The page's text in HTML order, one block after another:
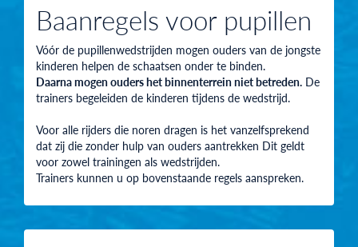
Baanregels voor pupillen
Vóór de pupillenwedstrijden mogen ouders van de jongste
kinderen helpen de schaatsen onder te binden.
Daarna mogen ouders het binnenterreinniet betreden. De
trainers begeleiden de kinderen tijdens de wedstrijd.
Voor alle rijders die noren dragen is het vanzelfsprekend
dat zij die zonder hulp van ouders aantrekken Dit geldt
voor zowel trainingen als wedstrijden.
Trainers kunnen u op bovenstaande regels aanspreken.